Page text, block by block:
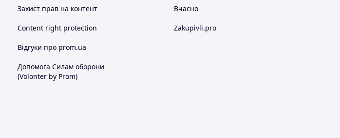
Захист прав на контент
Content right protection
Відгуки про prom.ua
Допомога Силам оборони
(Volonter by Prom)
Вчасно
Zakupivli.pro